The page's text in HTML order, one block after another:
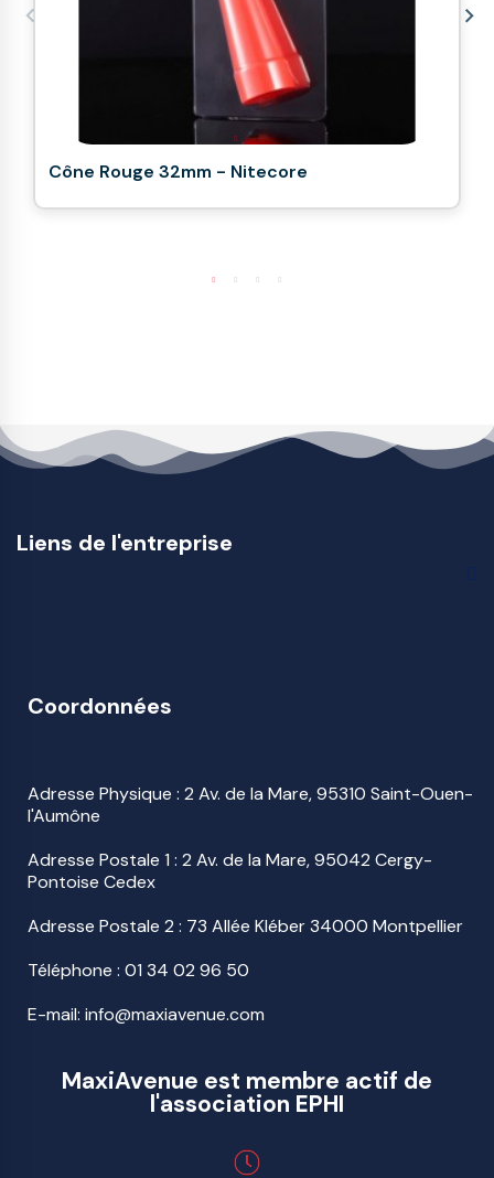
Cône Rouge 32mm - Nitecore
Liens de l'entreprise
Coordonnées
Adresse Physique : 2 Av. de la Mare, 95310 Saint-Ouen-
l'Aumône
Adresse Postale 1 : 2 Av. de la Mare, 95042 Cergy-
Pontoise Cedex
Adresse Postale 2 : 73 Allée Kléber 34000 Montpellier
Téléphone : 01 34 02 96 50
E-mail: info@maxiavenue.com
MaxiAvenue est membre actif de
l'association EPHI